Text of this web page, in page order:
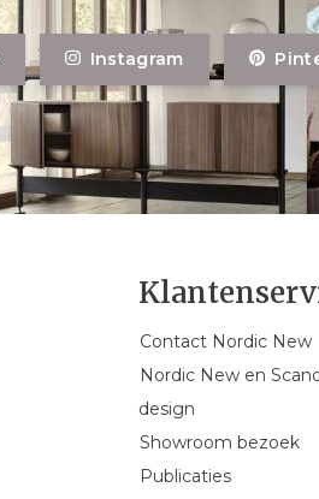
Instagram
Contact Nordic New
Nordic New en
design
Showroom bezoek
Publicaties